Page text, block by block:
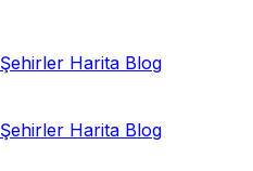
Şehirler Harita Blog
Şehirler Harita Blog